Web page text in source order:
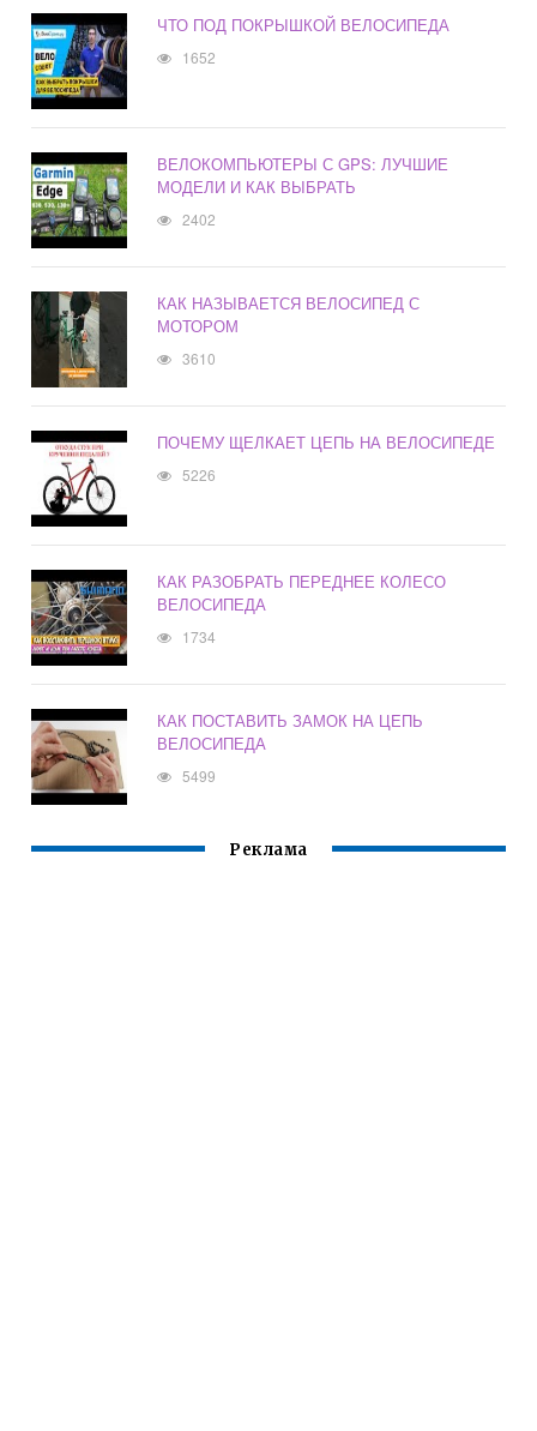
ЧТО ПОД ПОКРЫШКОЙ ВЕЛОСИПЕДА
1652
ВЕЛОКОМПЬЮТЕРЫ С GPS: ЛУЧШИЕ
МОДЕЛИ И КАК ВЫБРАТЬ
2402
КАК НАЗЫВАЕТСЯ ВЕЛОСИПЕД С
МОТОРОМ
3610
ПОЧЕМУ ЩЕЛКАЕТ ЦЕПЬ НА ВЕЛОСИПЕДЕ
5226
КАК РАЗОБРАТЬ ПЕРЕДНЕЕ КОЛЕСО
ВЕЛОСИПЕДА
1734
КАК ПОСТАВИТЬ ЗАМОК НА ЦЕПЬ
ВЕЛОСИПЕДА
5499
Реклама